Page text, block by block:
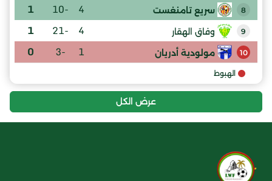
8 سريع تامنغست 4
-10
1
9 وفاق الهقار 4
-21
1
10 مولودية أدريان 1
-3
0
الهبوط
عرض الكل